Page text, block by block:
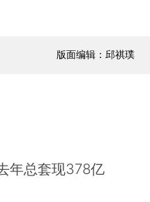
版面编辑：邱祺璞
年总套现378亿